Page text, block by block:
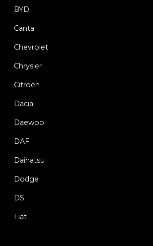
BYD
Canta
Chevrolet
Chrysler
Citroën
Dacia
Daewoo
DAF
Daihatsu
Dodge
DS
Fiat